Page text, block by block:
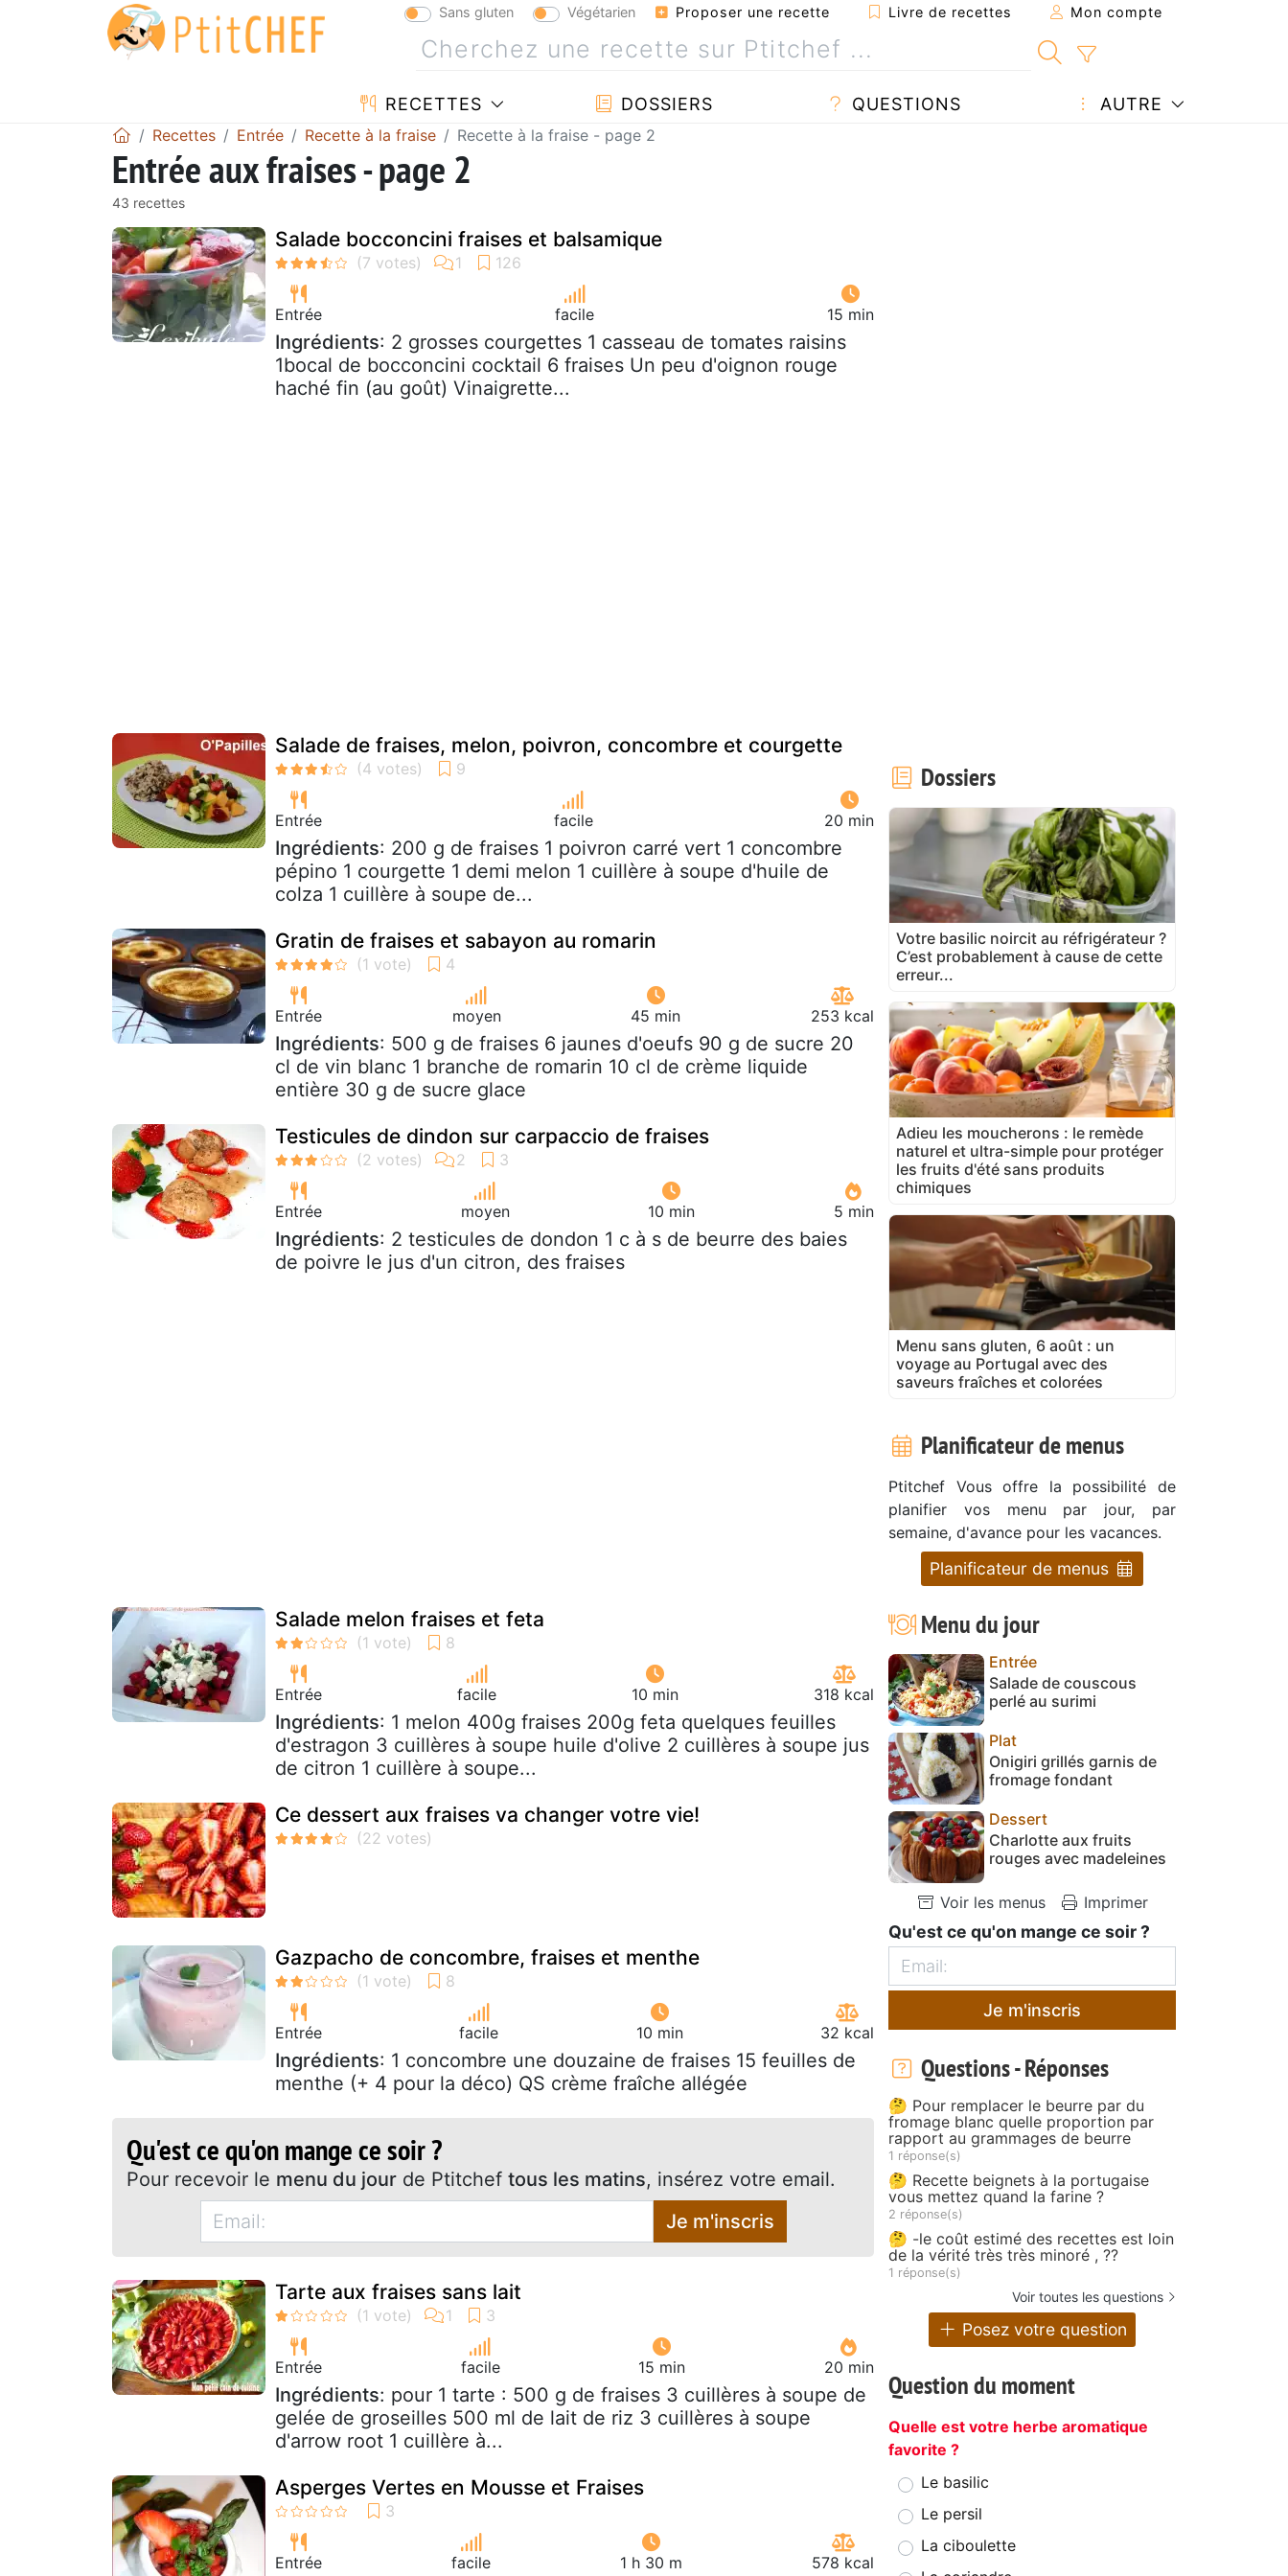
Sans gluten Végétarien Proposer une recette Livre de recettes Mon compte
RECETTES DOSSIERS QUESTIONS AUTRE
Recettes Entrée Recette à la fraise Recette à la fraise - page 2
Entrée aux fraises - page 2
43 recettes
Salade bocconcini fraises et balsamique
Entrée facile 15 min
Ingrédients: 2 grosses courgettes 1 casseau de tomates raisins
1bocal de bocconcini cocktail 6 fraises Un peu d'oignon rouge
haché fin (au goût) Vinaigrette...
Salade de fraises, melon, poivron, concombre et courgette
Entrée facile 20 min
Ingrédients: 200 g de fraises 1 poivron carré vert 1 concombre
pépino 1 courgette 1 demi melon 1 cuillère à soupe d'huile de
colza 1 cuillère à soupe de...
Gratin de fraises et sabayon au romarin
Entrée moyen 45 min 253 kcal
Ingrédients: 500 g de fraises 6 jaunes d'oeufs 90 g de sucre 20
cl de vin blanc 1 branche de romarin 10 cl de crème liquide
entière 30 g de sucre glace
Testicules de dindon sur carpaccio de fraises
Entrée moyen 10 min 5 min
Ingrédients: 2 testicules de dondon 1 c à s de beurre des baies
de poivre le jus d'un citron, des fraises
Salade melon fraises et feta
Entrée facile 10 min 318 kcal
Ingrédients: 1 melon 400g fraises 200g feta quelques feuilles
d'estragon 3 cuillères à soupe huile d'olive 2 cuillères à soupe jus
de citron 1 cuillère à soupe...
Ce dessert aux fraises va changer votre vie!
Gazpacho de concombre, fraises et menthe
Entrée facile 10 min 32 kcal
Ingrédients: 1 concombre une douzaine de fraises 15 feuilles de
menthe (+ 4 pour la déco) QS crème fraîche allégée
Qu'est ce qu'on mange ce soir ?
Pour recevoir le menu du jour de Ptitchef tous les matins, insérez votre email.
Je m'inscris
Tarte aux fraises sans lait
Entrée facile 15 min 20 min
Ingrédients: pour 1 tarte : 500 g de fraises 3 cuillères à soupe de
gelée de groseilles 500 ml de lait de riz 3 cuillères à soupe
d'arrow root 1 cuillère à...
Asperges Vertes en Mousse et Fraises
Entrée facile 1 h 30 m 578 kcal
Dossiers
Votre basilic noircit au réfrigérateur ?
C’est probablement à cause de cette
erreur...
Adieu les moucherons : le remède
naturel et ultra-simple pour protéger
les fruits d'été sans produits
chimiques
Menu sans gluten, 6 août : un
voyage au Portugal avec des
saveurs fraîches et colorées
Planificateur de menus
Ptitchef Vous offre la possibilité de
planifier vos menu par jour, par
semaine, d'avance pour les vacances.
Planificateur de menus
Menu du jour
Entrée
Salade de couscous
perlé au surimi
Plat
Onigiri grillés garnis de
fromage fondant
Dessert
Charlotte aux fruits
rouges avec madeleines
Voir les menus Imprimer
Qu'est ce qu'on mange ce soir ?
Je m'inscris
Questions - Réponses
🤔 Pour remplacer le beurre par du
fromage blanc quelle proportion par
rapport au grammages de beurre
1 réponse(s)
🤔 Recette beignets à la portugaise
vous mettez quand la farine ?
2 réponse(s)
🤔 -le coût estimé des recettes est loin
de la vérité très très minoré , ??
1 réponse(s)
Voir toutes les questions
Posez votre question
Question du moment
Quelle est votre herbe aromatique
favorite ?
Le basilic
Le persil
La ciboulette